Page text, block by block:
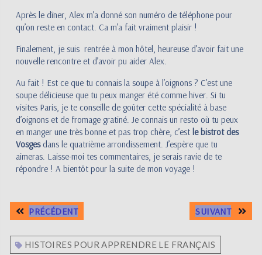
Après le dîner, Alex m’a donné son numéro de téléphone pour
qu’on reste en contact. Ca m’a fait vraiment plaisir !
Finalement, je suis rentrée à mon hôtel, heureuse d’avoir fait une
nouvelle rencontre et d’avoir pu aider Alex.
Au fait ! Est ce que tu connais la soupe à l’oignons ? C’est une
soupe délicieuse que tu peux manger été comme hiver. Si tu
visites Paris, je te conseille de goûter cette spécialité à base
d’oignons et de fromage gratiné. Je connais un resto où tu peux
en manger une très bonne et pas trop chère, c’est le bistrot des
Vosges dans le quatrième arrondissement. J’espère que tu
aimeras. Laisse-moi tes commentaires, je serais ravie de te
répondre ! A bientôt pour la suite de mon voyage !
PRÉCÉDENT SUIVANT
HISTOIRES POUR APPRENDRE LE FRANÇAIS